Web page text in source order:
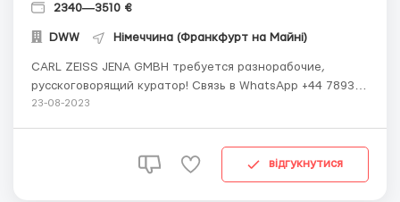
2340―3510 €
DWW Німеччина (Франкфурт на Майні)
CARL ZEISS JENA GMBH требуется разнорабочие,
русскоговорящий куратор! Связь в WhatsApp +44 7893
938865 Город Гамбург “CARL ZEISS JENA GMBH” ―
измерительную технику, микроскопы ...
23-08-2023
відгукнутися